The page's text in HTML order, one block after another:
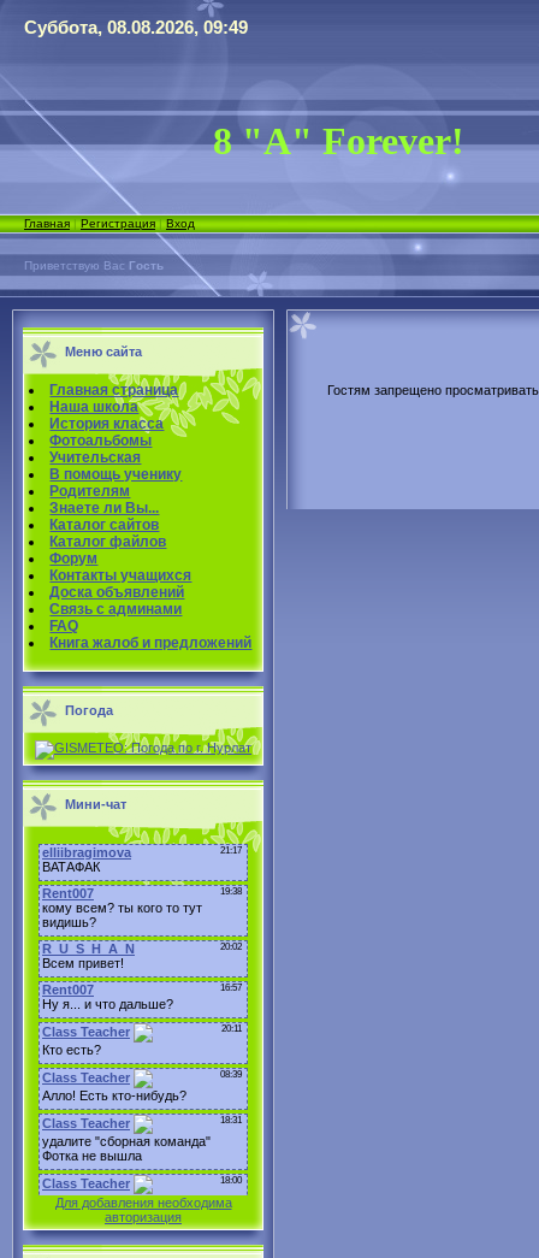
Суббота, 08.08.2026, 09:49
8 "А" Forever!
Главная|Регистрация|Вход
Приветствую Вас Гость
Меню сайта
Главная страница
Наша школа
История класса
Фотоальбомы
Учительская
В помощь ученику
Родителям
Знаете ли Вы...
Каталог сайтов
Каталог файлов
Форум
Контакты учащихся
Доска объявлений
Связь с админами
FAQ
Книга жалоб и предложений
Погода
Мини-чат
Для добавления необходима
авторизация
Гостям запрещено